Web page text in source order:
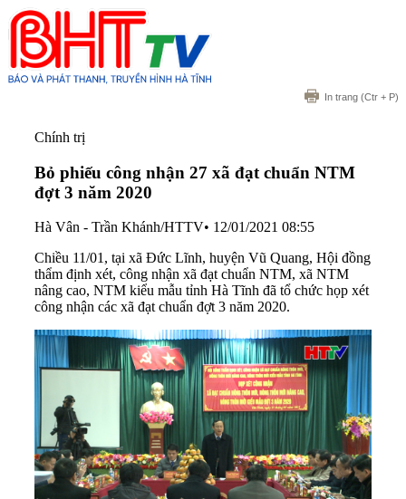
In trang (Ctr + P)
Chính trị
Bỏ phiếu công nhận 27 xã đạt chuẩn NTM
đợt 3 năm 2020
Hà Vân - Trần Khánh/HTTV• 12/01/2021 08:55
Chiều 11/01, tại xã Đức Lĩnh, huyện Vũ Quang, Hội đồng
thẩm định xét, công nhận xã đạt chuẩn NTM, xã NTM
nâng cao, NTM kiểu mẫu tỉnh Hà Tĩnh đã tổ chức họp xét
công nhận các xã đạt chuẩn đợt 3 năm 2020.